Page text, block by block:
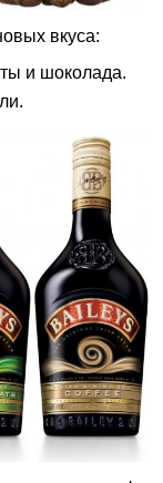
вкуса:
и шоколада.